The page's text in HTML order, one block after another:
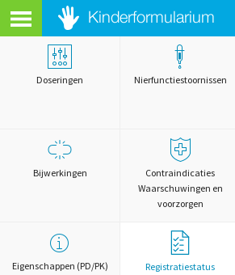
Doseringen Nierfunctiestoornissen
Bijwerkingen
Contraindicaties
Waarschuwingen en
voorzorgen
Eigenschappen (PD/PK) Registratiestatus